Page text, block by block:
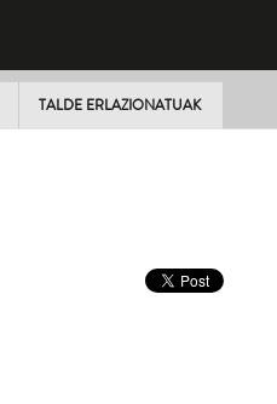
TALDE ERLAZIONATUAK